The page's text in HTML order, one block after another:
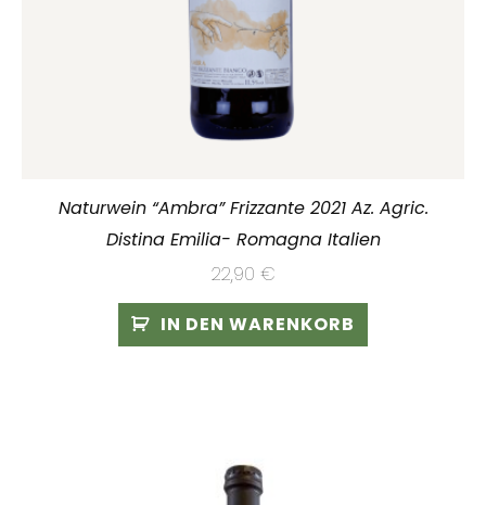
Naturwein “Ambra” Frizzante 2021 Az. Agric.
Distina Emilia- Romagna Italien
22,90 €
IN DEN WARENKORB